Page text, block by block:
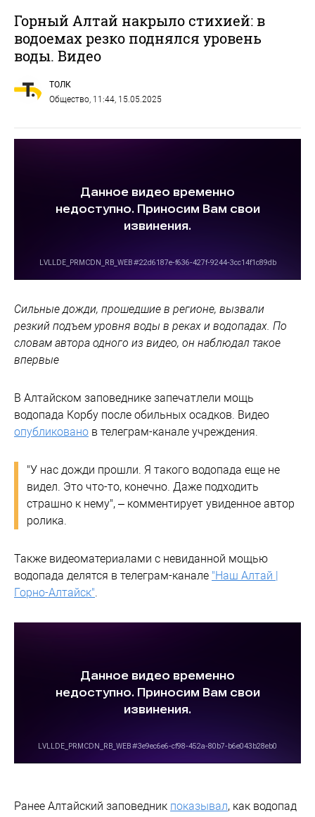
Горный Алтай накрыло стихией: в
водоемах резко поднялся уровень
воды. Видео
ТОЛК
Общество , 11:44, 15.05.2025
Сильные дожди, прошедшие в регионе, вызвали
резкий подъем уровня воды в реках и водопадах. По
словам автора одного из видео, он наблюдал такое
впервые
В Алтайском заповеднике запечатлели мощь
водопада Корбу после обильных осадков. Видео
опубликовано в телеграм-канале учреждения.
"У нас дожди прошли. Я такого водопада еще не
видел. Это что-то, конечно. Даже подходить
страшно к нему", – комментирует увиденное автор
ролика.
Также видеоматериалами с невиданной мощью
водопада делятся в телеграм-канале "Наш Алтай |
Горно-Алтайск"
Ранее Алтайский заповедник показывал, как водопад